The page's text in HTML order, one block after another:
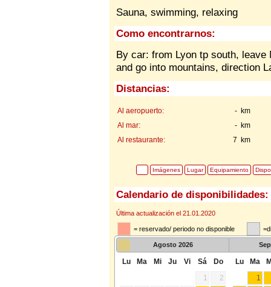
Sauna, swimming, relaxing
Como encontrarnos:
By car: from Lyon tp south, leave
and go into mountains, direction
Distancias:
- km
Al aeropuerto:
- km
Al mar:
7 km
Al restaurante:
Imágenes Lugar Equipamiento
Calendario de disponibilidades:
Última actualización el 21.01.2020
= reservado/ periodo no disponible
Agosto 2026
Lu Ma Mi Ju Vi Sá
Do
1
2
Lu Ma
1